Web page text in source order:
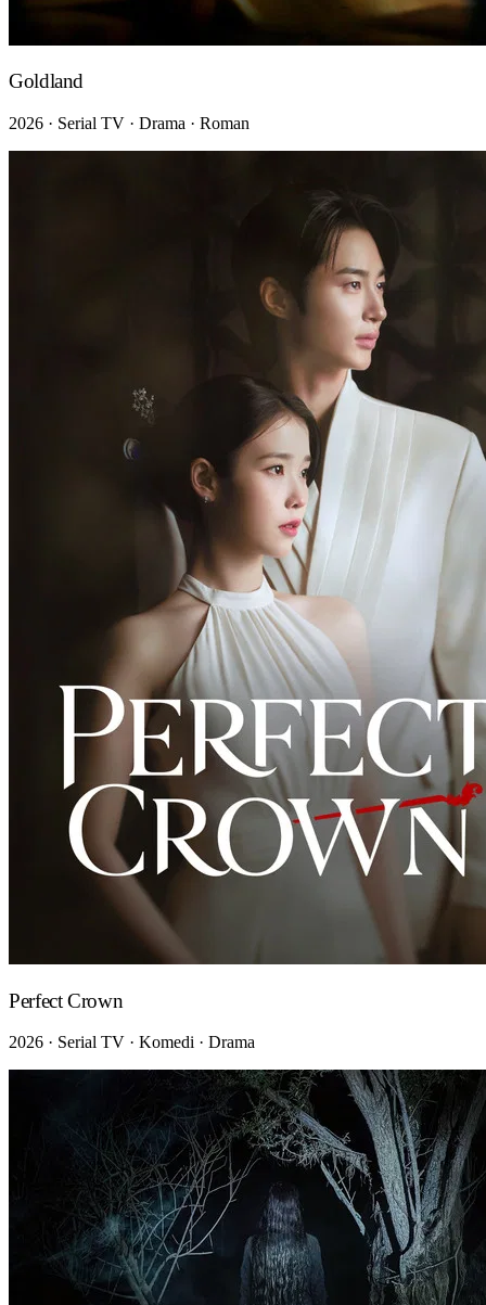
Goldland
2026 · Serial TV · Drama · Roman
Perfect Crown
2026 · Serial TV · Komedi · Drama